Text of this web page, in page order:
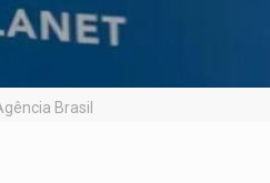
Brasil